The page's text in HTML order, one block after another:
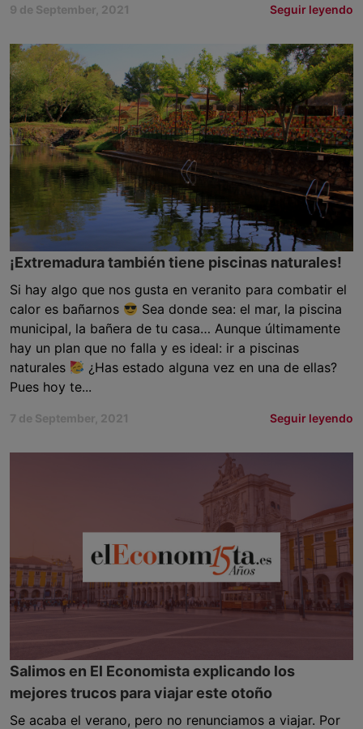
9 de September, 2021 Seguir leyendo
¡Extremadura también tiene piscinas naturales!
Si hay algo que nos gusta en veranito para combatir el
calor es bañarnos
Sea donde sea: el mar, la piscina
municipal, la bañera de tu casa… Aunque últimamente
hay un plan que no falla y es ideal: ir a piscinas
naturales
¿Has estado alguna vez en una de ellas?
Pues hoy te...
7 de September, 2021 Seguir leyendo
Salimos en El Economista explicando los
mejores trucos para viajar este otoño
Se acaba el verano, pero no renunciamos a viajar. Por